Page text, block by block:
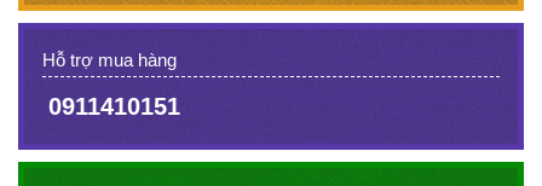
Hỗ trợ mua hàng
0911410151